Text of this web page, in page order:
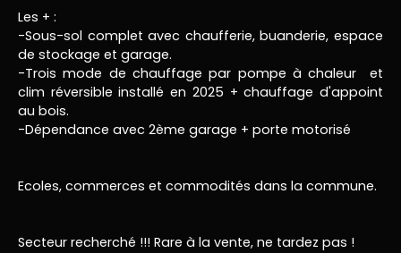
Les + :
-Sous-sol complet avec chaufferie, buanderie, espace
de stockage et garage.
-Trois mode de chauffage par pompe à chaleur et
clim réversible installé en 2025 + chauffage d'appoint
au bois.
-Dépendance avec 2ème garage + porte motorisé
Ecoles, commerces et commodités dans la commune.
Secteur recherché !!! Rare à la vente, ne tardez pas !